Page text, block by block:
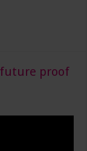
future proof